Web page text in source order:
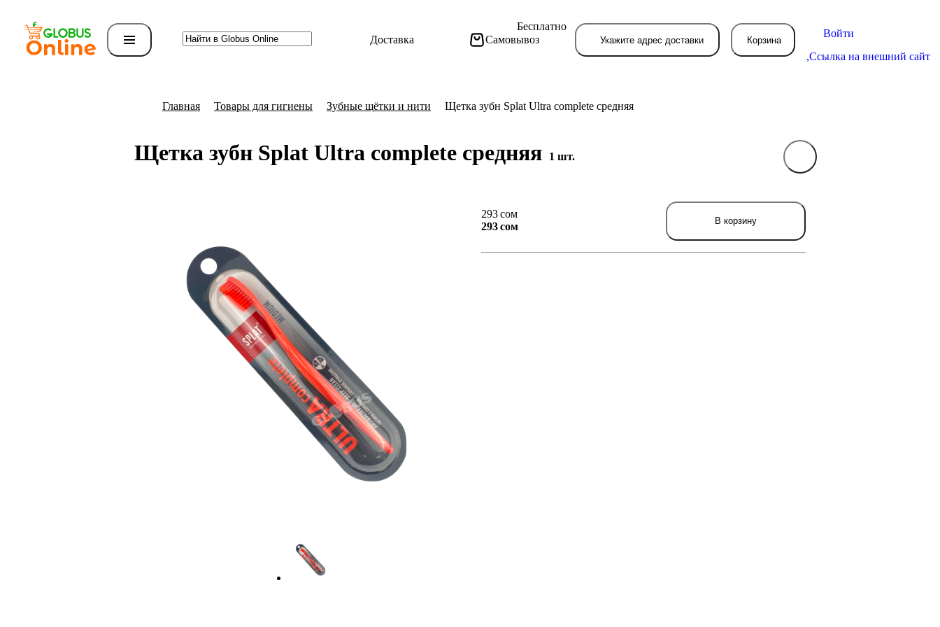
Доставка Самовывоз
Бесплатно
Укажите адрес доставки Корзина
Войти
,Ссылка на внешний сайт
Главная Товары для гигиены Зубные щётки и нити Щетка зубн Splat Ultra complete средняя
Щетка зубн Splat Ultra complete средняя 1 шт.
293 сом
293 сом
В корзину
Тут появятся товары, которые вы закажете.